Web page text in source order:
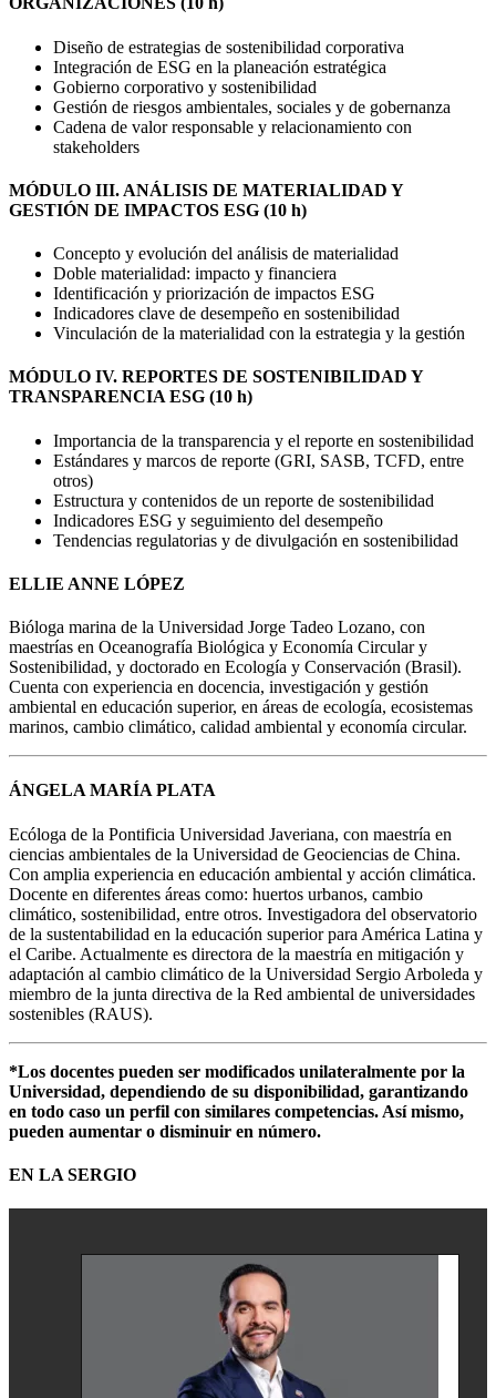
Diseño de estrategias de sostenibilidad corporativa
Integración de ESG en la planeación estratégica
Gobierno corporativo y sostenibilidad
Gestión de riesgos ambientales, sociales y de gobernanza
Cadena de valor responsable y relacionamiento con
stakeholders
MÓDULO III. ANÁLISIS DE MATERIALIDAD Y
GESTIÓN DE IMPACTOS ESG (10 h)
Concepto y evolución del análisis de materialidad
Doble materialidad: impacto y financiera
Identificación y priorización de impactos ESG
Indicadores clave de desempeño en sostenibilidad
Vinculación de la materialidad con la estrategia y la gestión
MÓDULO IV. REPORTES DE SOSTENIBILIDAD Y
TRANSPARENCIA ESG (10 h)
Importancia de la transparencia y el reporte en sostenibilidad
Estándares y marcos de reporte (GRI, SASB, TCFD, entre
otros)
Estructura y contenidos de un reporte de sostenibilidad
Indicadores ESG y seguimiento del desempeño
Tendencias regulatorias y de divulgación en sostenibilidad
ELLIE ANNE LÓPEZ
Bióloga marina de la Universidad Jorge Tadeo Lozano, con
maestrías en Oceanografía Biológica y Economía Circular y
Sostenibilidad, y doctorado en Ecología y Conservación (Brasil).
Cuenta con experiencia en docencia, investigación y gestión
ambiental en educación superior, en áreas de ecología, ecosistemas
marinos, cambio climático, calidad ambiental y economía circular.
ÁNGELA MARÍA PLATA
Ecóloga de la Pontificia Universidad Javeriana, con maestría en
ciencias ambientales de la Universidad de Geociencias de China.
Con amplia experiencia en educación ambiental y acción climática.
Docente en diferentes áreas como: huertos urbanos, cambio
climático, sostenibilidad, entre otros. Investigadora del observatorio
de la sustentabilidad en la educación superior para América Latina y
el Caribe. Actualmente es directora de la maestría en mitigación y
adaptación al cambio climático de la Universidad Sergio Arboleda y
miembro de la junta directiva de la Red ambiental de universidades
sostenibles (RAUS).
*Los docentes pueden ser modificados unilateralmente por la
Universidad, dependiendo de su disponibilidad, garantizando
en todo caso un perfil con similares competencias. Así mismo,
pueden aumentar o disminuir en número.
EN LA SERGIO